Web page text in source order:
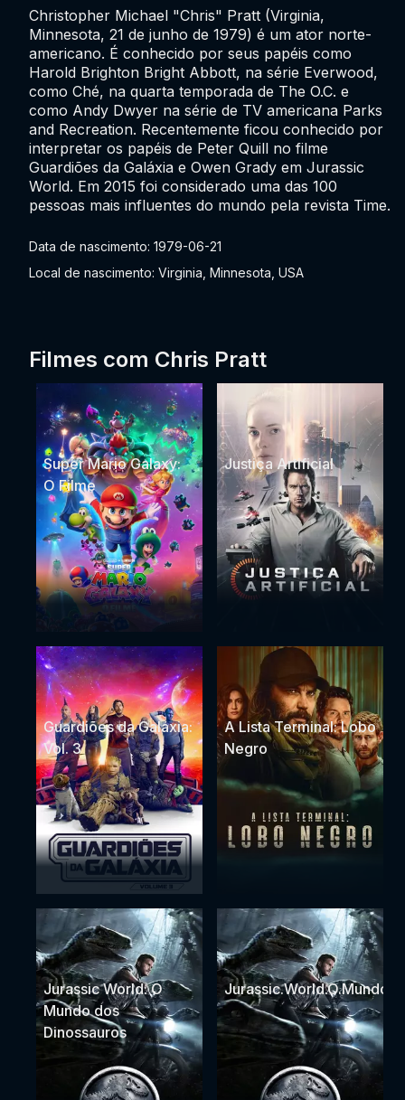
Data de nascimento: 1979-06-21
Local de nascimento: Virginia, Minnesota, USA
Christopher Michael "Chris" Pratt (Virginia,
Minnesota, 21 de junho de 1979) é um ator norte-
americano. É conhecido por seus papéis como
Harold Brighton Bright Abbott, na série Everwood,
como Ché, na quarta temporada de The O.C. e
como Andy Dwyer na série de TV americana Parks
and Recreation. Recentemente ficou conhecido por
interpretar os papéis de Peter Quill no filme
Guardiões da Galáxia e Owen Grady em Jurassic
World. Em 2015 foi considerado uma das 100
pessoas mais influentes do mundo pela revista Time.
Filmes com Chris Pratt
Super Mario Galaxy:
O Filme
Justiça Artificial
Guardiões da Galáxia:
Vol. 3
A Lista Terminal: Lobo
Negro
Jurassic World: O
Mundo dos
Dinossauros